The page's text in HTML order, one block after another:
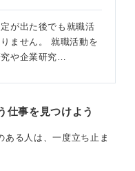
が出た後でも就職活
ません。 就職活動を
究や企業研究…
仕事を見つけよう
ある人は、一度立ち止ま